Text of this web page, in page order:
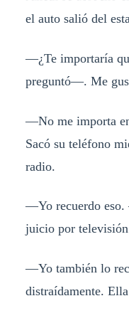
el auto salió del
—¿Te importaría
preguntó—. Me
—No me importa
Sacó su teléfono
radio.
—Yo recuerdo
juicio por
—Yo también lo
distraídamente.